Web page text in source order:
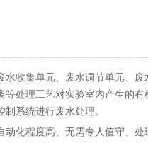
水收集单元、废水调节单元、
等处理工艺对实验室内产生的
系统进行废水处理。
动化程度高、无需专人值守、